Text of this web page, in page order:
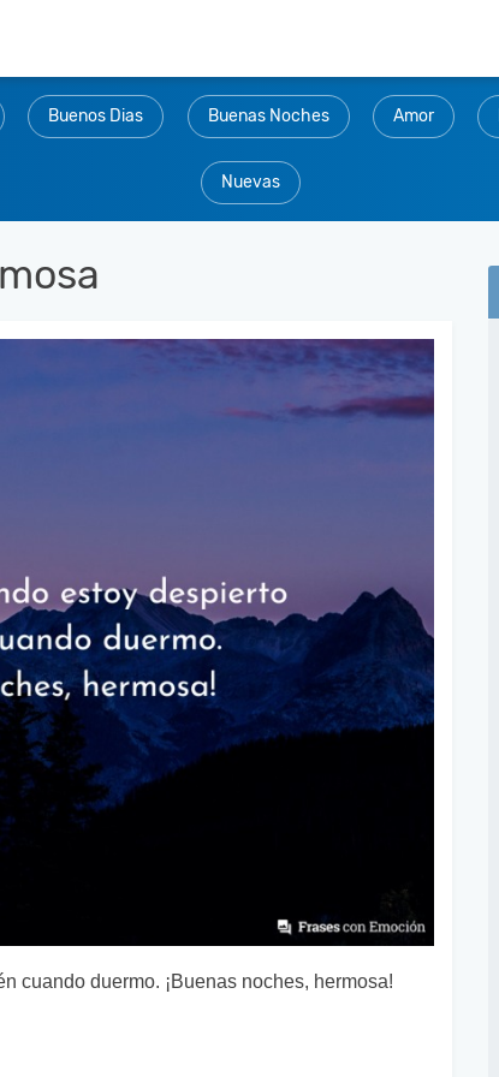
Buenos Dias Buenas Noches Amor
Nuevas
cuando duermo. ¡Buenas noches, hermosa!